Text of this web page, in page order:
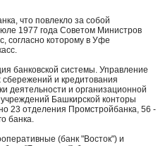
что повлекло за собой
1977 года Советом Министров
согласно которому в Уфе
банковской системы. Управление
и кредитования
деятельности и организационной
Башкирской конторы
23 отделения Промстройбанка, 56 -
банка.
(банк "Восток") и